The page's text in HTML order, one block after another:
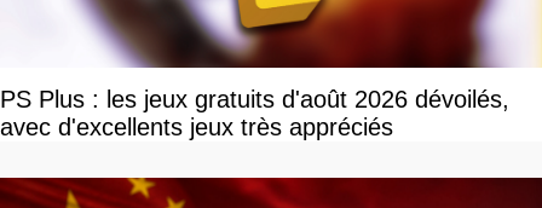
PS Plus : les jeux gratuits d'août 2026 dévoilés,
avec d'excellents jeux très appréciés